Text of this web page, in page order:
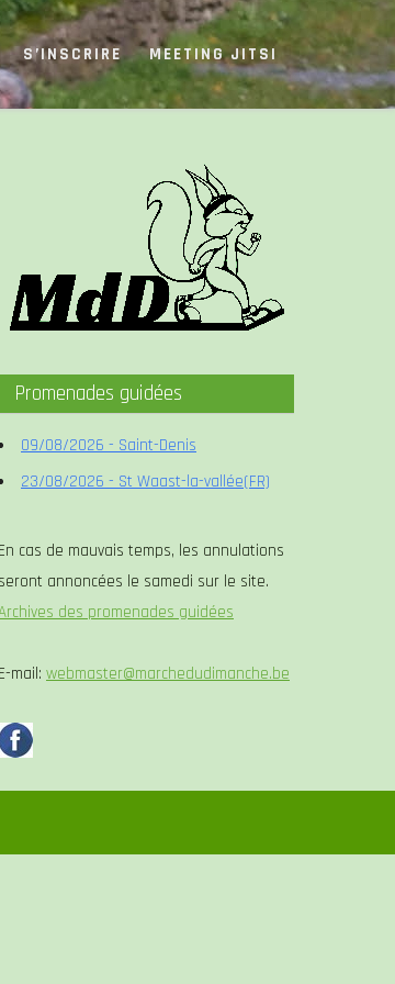
S’INSCRIRE MEETING JITSI
Promenades guidées
09/08/2026 - Saint-Denis
23/08/2026 - St Waast-la-vallée(FR)
En cas de mauvais temps, les annulations
seront annoncées le samedi sur le site.
des promenades guidées
E-mail: webmaster@marchedudimanche.be